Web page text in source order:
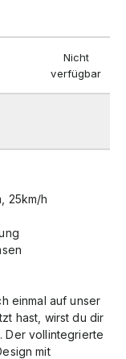
25km/h
einmal auf unser
hast, wirst du dir
Der vollintegrierte
mit
Nicht
verfügbar